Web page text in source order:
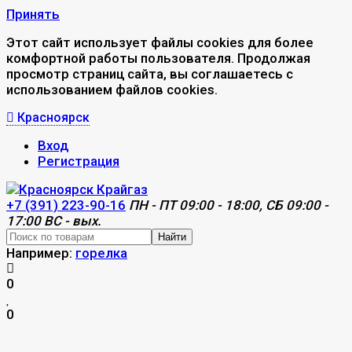
Принять
Этот сайт использует файлы cookies для более
комфортной работы пользователя. Продолжая
просмотр страниц сайта, вы соглашаетесь с
использованием файлов cookies.
Красноярск
Вход
Регистрация
+7 (391) 223-90-16 ПН - ПТ 09:00 - 18:00, СБ 09:00 -
17:00 ВС - вых.
Найти
Например: горелка
0
0